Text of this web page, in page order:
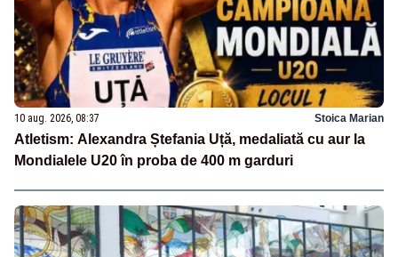
10 aug. 2026, 08:37 Stoica Marian
Atletism: Alexandra Ștefania Uță, medaliată cu aur la
Mondialele U20 în proba de 400 m garduri